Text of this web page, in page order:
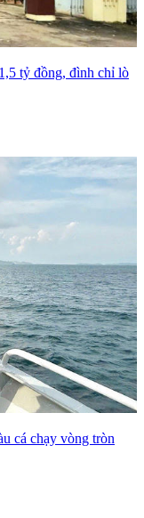
tỷ đồng, đình chỉ lò
cá chạy vòng tròn